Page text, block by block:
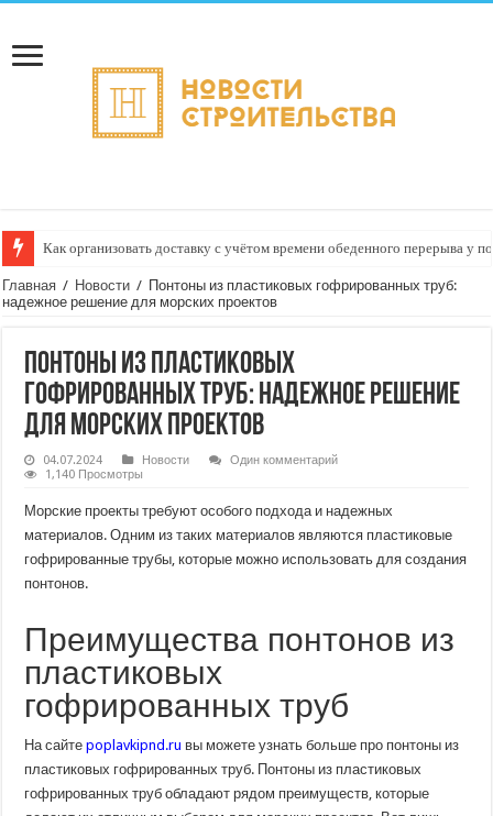
Как организовать доставку с учётом времени обеденного перерыва у
Главная / Новости / Понтоны из пластиковых гофрированных труб:
надежное решение для морских проектов
Понтоны из пластиковых
гофрированных труб: надежное решение
для морских проектов
04.07.2024 Новости
Один комментарий
1,140 Просмотры
Морские проекты требуют особого подхода и надежных
материалов. Одним из таких материалов являются пластиковые
гофрированные трубы, которые можно использовать для создания
понтонов.
Преимущества понтонов из
пластиковых
гофрированных труб
На сайтеpoplavkipnd.ru вы можете узнать больше про понтоны из
пластиковых гофрированных труб. Понтоны из пластиковых
гофрированных труб обладают рядом преимуществ, которые